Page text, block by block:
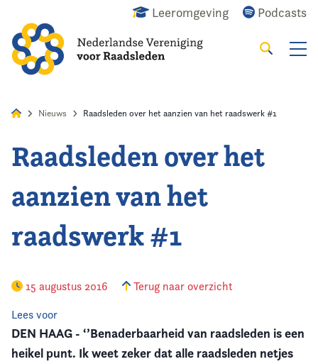
Leeromgeving Podcasts
Zoeken
Home
Agenda
Nieuws
Vereniging
Nieuws Raadsleden over het aanzien van het raadswerk #1
Raadsleden over het
aanzien van het
raadswerk #1
15 augustus 2016 Terug naar overzicht
Lees voor
DEN HAAG - ‘’Benaderbaarheid van raadsleden is een
heikel punt. Ik weet zeker dat alle raadsleden netjes